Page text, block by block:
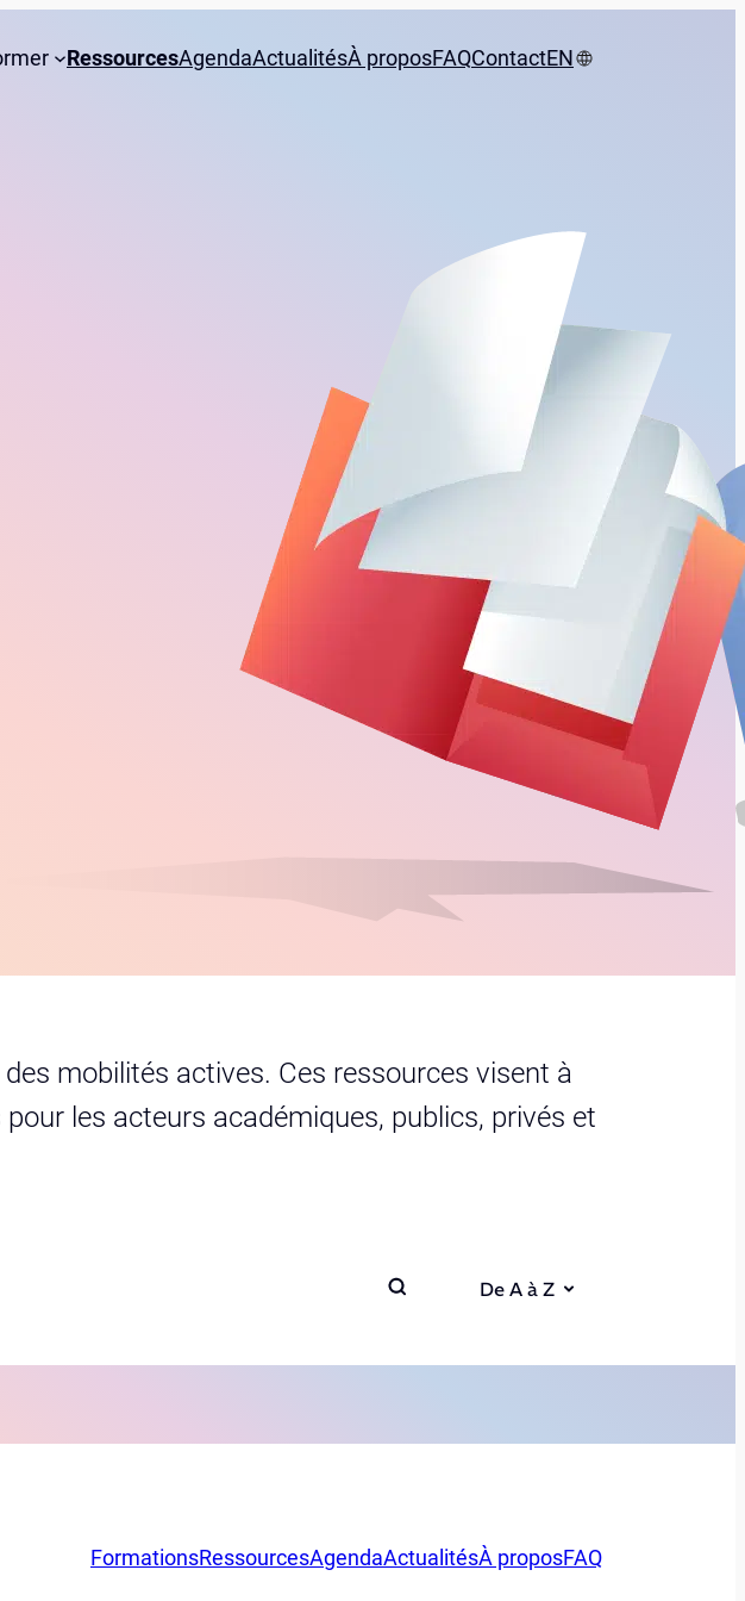
RessourcesAgendaActualitésÀ proposFAQContactEN
mobilités actives. Ces ressources visent à
les acteurs académiques, publics, privés et
De A à Z
FormationsRessourcesAgendaActualitésÀ proposFAQ